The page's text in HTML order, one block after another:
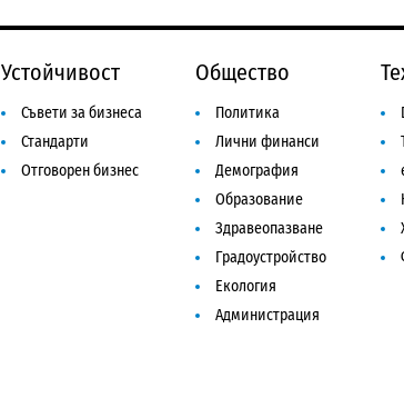
Устойчивост
Съвети за бизнеса
Стандарти
Отговорен бизнес
Общество
Политика
Лични финанси
Демография
Образование
Здравеопазване
Градоустройство
Екология
Администрация